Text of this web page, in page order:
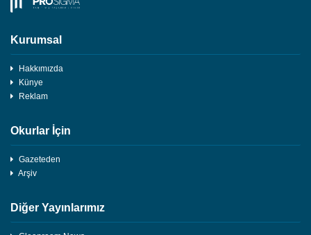
Kurumsal
Hakkımızda
Künye
Reklam
Okurlar İçin
Gazeteden
Arşiv
Diğer Yayınlarımız